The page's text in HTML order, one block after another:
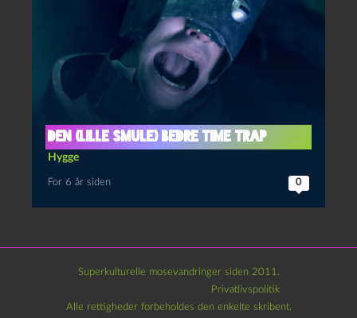
Den (lille smule) bedre Time Trap
Hygge
For 6 år siden 0
Superkulturelle mosevandringer siden 2011.
Privatlivspolitik
Alle rettigheder forbeholdes den enkelte skribent.